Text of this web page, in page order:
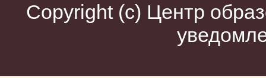
Copyright (c) Центр